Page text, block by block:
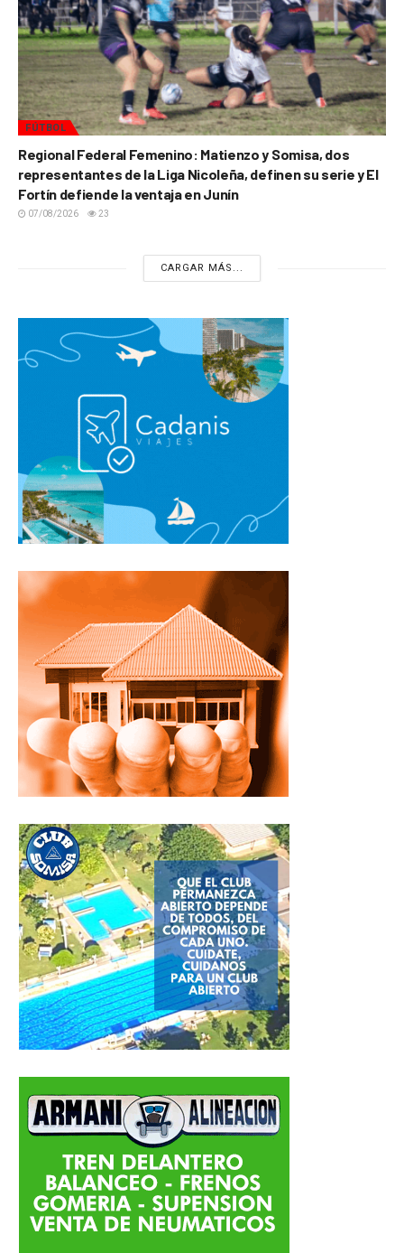
FÚTBOL
Regional Federal Femenino: Matienzo y Somisa, dos
representantes de la Liga Nicoleña, definen su serie y El
Fortín defiende la ventaja en Junín
07/08/2026 23
CARGAR MÁS...